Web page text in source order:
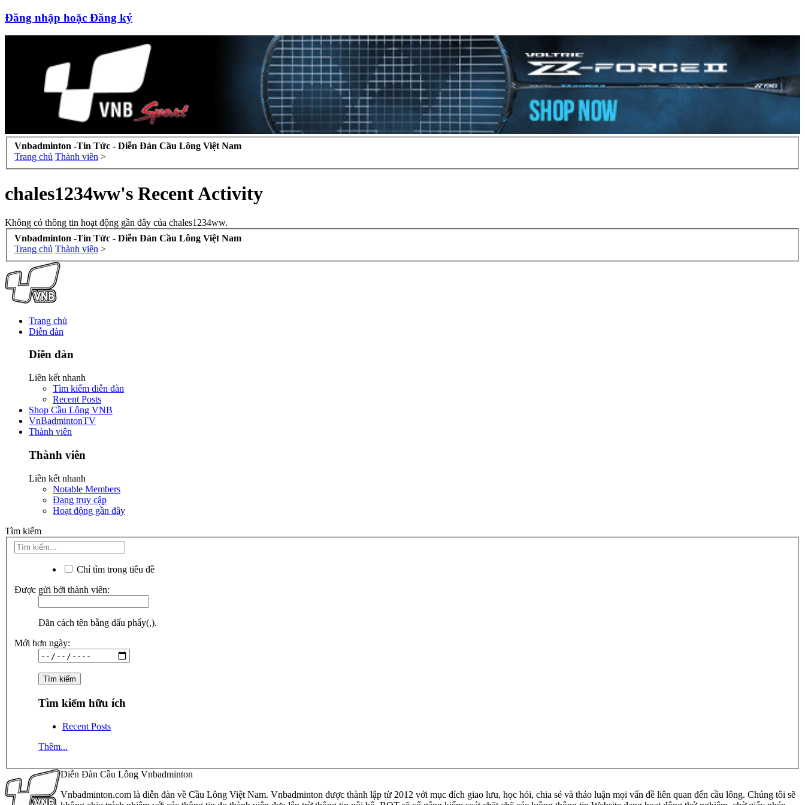
Đăng nhập hoặc Đăng ký
Vnbadminton -Tin Tức - Diễn Đàn Cầu Lông Việt Nam
Trang chủ Thành viên >
chales1234ww's Recent Activity
Không có thông tin hoạt động gần đây của chales1234ww.
Vnbadminton -Tin Tức - Diễn Đàn Cầu Lông Việt Nam
Trang chủ Thành viên >
Trang chủ
Diễn đàn
Diễn đàn
Liên kết nhanh
Tìm kiếm diễn đàn
Recent Posts
Shop Cầu Lông VNB
VnBadmintonTV
Thành viên
Thành viên
Liên kết nhanh
Notable Members
Đang truy cập
Hoạt động gần đây
Tìm kiếm
Chỉ tìm trong tiêu đề
Được gửi bởi thành viên:
Dãn cách tên bằng dấu phẩy(,).
Mới hơn ngày:
Tìm kiếm hữu ích
Recent Posts
Thêm...
Diễn Đàn Cầu Lông Vnbadminton
Vnbadminton.com là diễn đàn về Cầu Lông Việt Nam. Vnbadminton được thành lập từ 2012 với mục đích giao lưu, học hỏi, chia sẻ và thảo luận mọi vấn đề liên quan đến cầu lông. Chúng tôi sẽ